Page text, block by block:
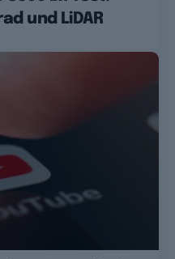
und LiDAR